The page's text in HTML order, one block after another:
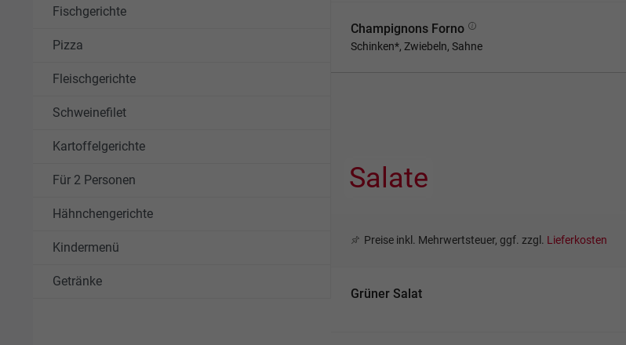
Fischgerichte
Pizza
Fleischgerichte
Schweinefilet
Kartoffelgerichte
Für 2 Personen
Hähnchengerichte
Kindermenü
Getränke
Champignons Forno
Schinken*, Zwiebeln, Sahne
Salate
Preise inkl. Mehrwertsteuer, ggf. zzgl. Lieferkosten
Grüner Salat